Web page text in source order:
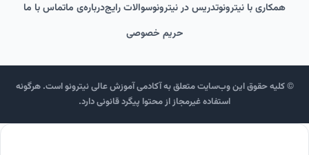
همکاری با نیترونوتدریس در نیترونوسوالات رایجدرباره‌‌ی ماتماس با ما
حریم خصوصی
© کلیه حقوق این وب‌سایت متعلق به آکادمی آموزش عالی نیترونو است. هرگونه
استفاده غیرمجاز از محتوا پیگرد قانونی دارد.